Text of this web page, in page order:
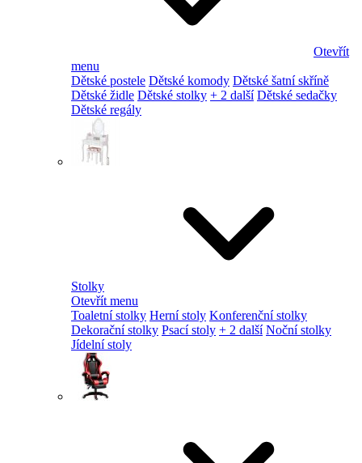
Otevřít
menu
Dětské postele Dětské komody Dětské šatní skříně
Dětské židle Dětské stolky + 2 další Dětské sedačky
Dětské regály
Stolky
Otevřít menu
Toaletní stolky Herní stoly Konferenční stolky
Dekorační stolky Psací stoly + 2 další Noční stolky
Jídelní stoly